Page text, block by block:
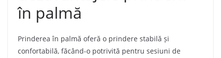
în palmă
Prinderea în palmă oferă o prindere stabilă și
confortabilă, făcând-o potrivită pentru sesiuni de